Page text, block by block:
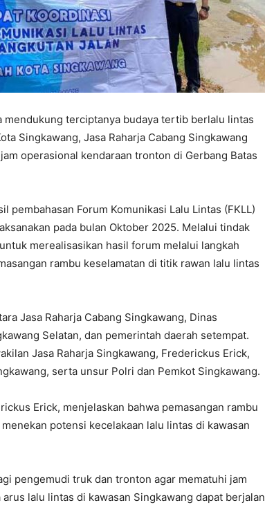
mendukung terciptanya budaya tertib berlalu lintas
Singkawang, Jasa Raharja Cabang Singkawang
operasional kendaraan tronton di Gerbang Batas
pembahasan Forum Komunikasi Lalu Lintas (FKLL)
pada bulan Oktober 2025. Melalui tindak
merealisasikan hasil forum melalui langkah
rambu keselamatan di titik rawan lalu lintas
Jasa Raharja Cabang Singkawang, Dinas
Selatan, dan pemerintah daerah setempat.
Jasa Raharja Singkawang, Frederickus Erick,
serta unsur Polri dan Pemkot Singkawang.
Erick, menjelaskan bahwa pemasangan rambu
potensi kecelakaan lalu lintas di kawasan
pengemudi truk dan tronton agar mematuhi jam
lalu lintas di kawasan Singkawang dapat berjalan